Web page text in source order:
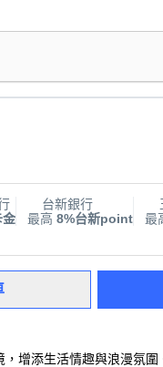
金
台新銀行
最高 8%台新point
最
增添生活情趣與浪漫氛圍